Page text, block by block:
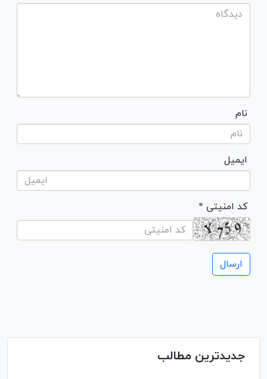
نام
ایمیل
* کد امنیتی
جدیدترین مطالب